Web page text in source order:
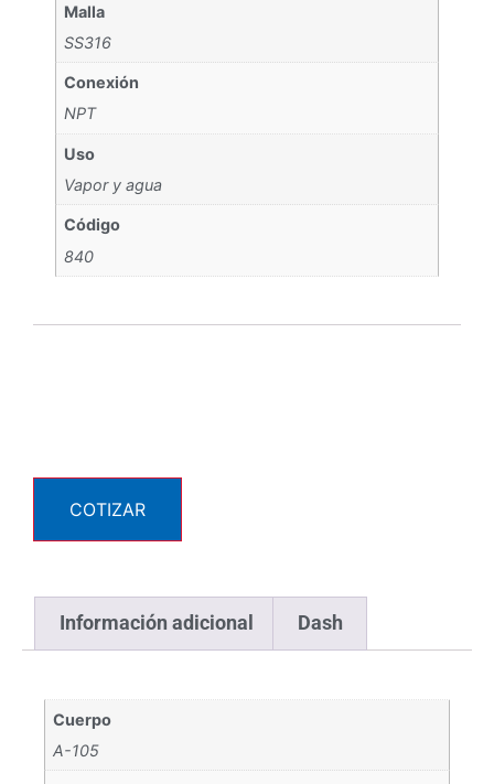
Malla
SS316
Conexión
NPT
Uso
Vapor y agua
Código
840
COTIZAR
Información adicional Dash
Cuerpo
A-105